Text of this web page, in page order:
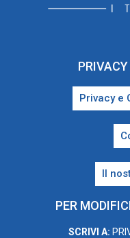
Privacy e
Il
PER
SCRIVI A: